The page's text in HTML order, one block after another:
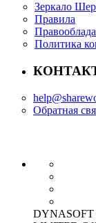
Зеркало
Правила
Политика
Обратная
DYNASOFT